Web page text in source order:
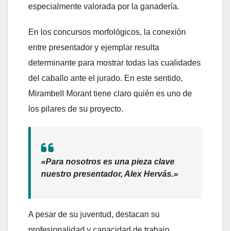
especialmente valorada por la ganadería.
En los concursos morfológicos, la conexión
entre presentador y ejemplar resulta
determinante para mostrar todas las cualidades
del caballo ante el jurado. En este sentido,
Mirambell Morant tiene claro quién es uno de
los pilares de su proyecto.
«Para nosotros es una pieza clave
nuestro presentador, Alex Hervás.»
A pesar de su juventud, destacan su